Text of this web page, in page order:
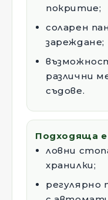
покритие;
соларен
зареждане;
различни
съдове.
Подходяща е
ловни
хранилки;
регулярно